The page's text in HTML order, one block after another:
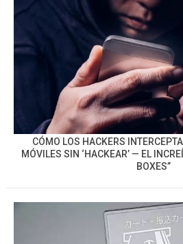
CÓMO LOS HACKERS
MÓVILES SIN ‘HACKEAR’ — EL
BOXES”